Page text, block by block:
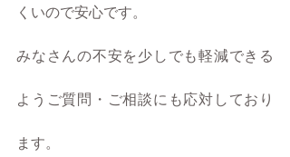
くいので安心です。
みなさんの不安を少しでも軽減できる
ようご質問・ご相談にも応対しており
ます。